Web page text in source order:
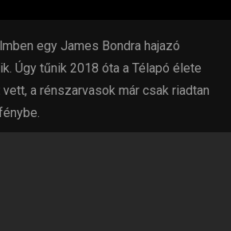
egy James Bondra hajazó
Úgy tűnik 2018 óta a Télapó élete
a rénszarvasok már csak riadtan